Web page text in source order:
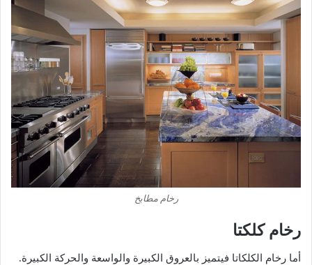
رخام مطابخ
رخام كلكتا
أما رخام الكلكاتا فيتميز بالعروق الكبيرة والواسعة والحركة الكبيرة.